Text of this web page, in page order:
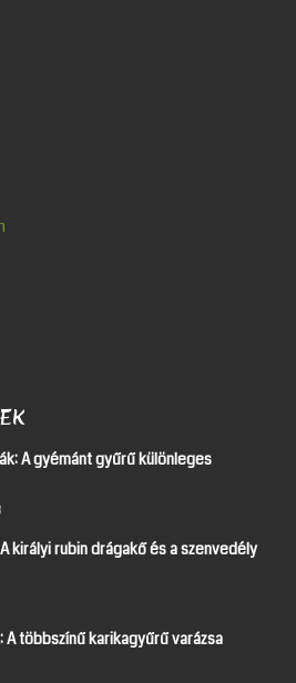
A gyémánt gyűrű különleges
királyi rubin drágakő és a szenvedély
A többszínű karikagyűrű varázsa